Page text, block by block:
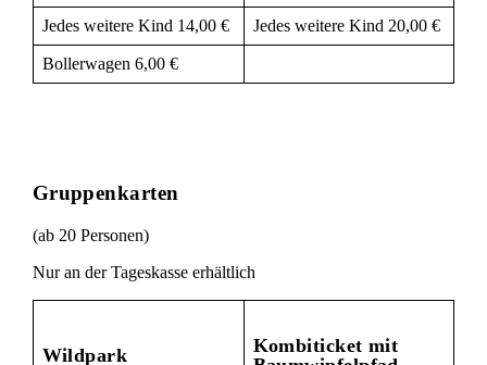
Jedes weitere Kind 14,00 € Jedes weitere Kind 20,00 €
Bollerwagen 6,00 €
Gruppenkarten
(ab 20 Personen)
Nur an der Tageskasse erhältlich
Wildpark
Kombiticket mit